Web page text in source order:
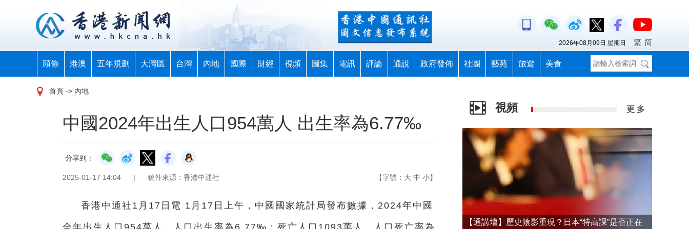
頭條 港澳 五年規劃 大灣區 台灣 內地 國際 財經 視頻 圖集 電訊 評論 通說 政府發佈 社團 藝苑 旅遊 美食
2026年08月09日 星期日 繁 简
首頁 -> 內地
中國2024年出生人口954萬人 出生率為6.77‰
分享到：
2025-01-17 14:04 | 稿件來源：香港中通社 【字號： 大 中 小】
香港中通社1月17日電 1月17日上午，中國國家統計局發布數據，2024年中國
全年出生人口954萬人，人口出生率為6.77‰；死亡人口1093萬人，人口死亡率為
視頻 更 多
【通講壇】歷史陰影重現？日本“特高課”是否正在